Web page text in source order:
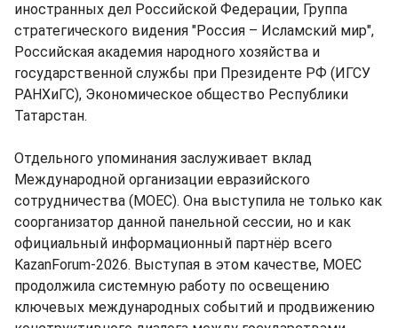
иностранных дел Российской Федерации, Группа
стратегического видения "Россия – Исламский мир",
Российская академия народного хозяйства и
государственной службы при Президенте РФ (ИГСУ
РАНХиГС), Экономическое общество Республики
Татарстан.
Отдельного упоминания заслуживает вклад
Международной организации евразийского
сотрудничества (МОЕС). Она выступила не только как
соорганизатор данной панельной сессии, но и как
официальный информационный партнёр всего
KazanForum-2026. Выступая в этом качестве, МОЕС
продолжила системную работу по освещению
ключевых международных событий и продвижению